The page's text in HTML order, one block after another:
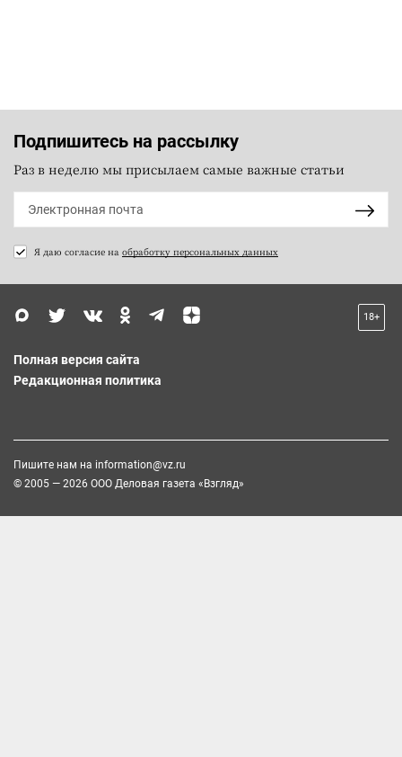
Подпишитесь на рассылку
Раз в неделю мы присылаем самые важные статьи
Я даю согласие на обработку персональных данных
18+
Полная версия сайта
Редакционная политика
Пишите нам на information@vz.ru
© 2005 — 2026 ООО Деловая газета «Взгляд»